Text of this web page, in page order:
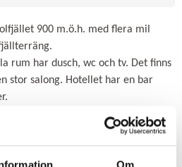
Om
900 m.ö.h. med flera mil
rum har dusch, wc och tv. Det finns
stor salong. Hotellet har en bar
av samma familj och drivs
Gudrun och Per Jørgen.